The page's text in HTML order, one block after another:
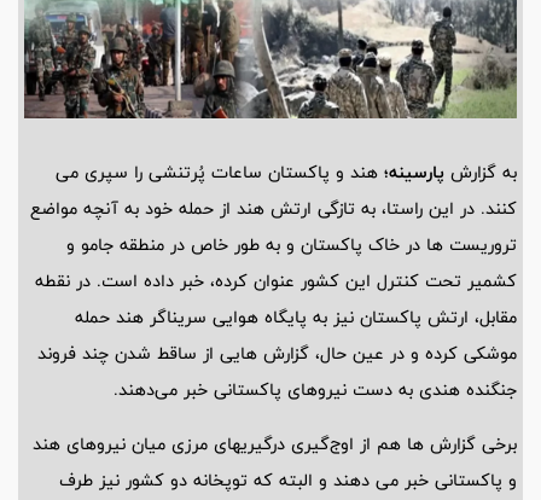
به گزارش پارسینه؛ هند و پاکستان ساعات پُرتنشی را سپری می
کنند. در این راستا، به تازگی ارتش هند از حمله خود به آنچه مواضع
تروریست ها در خاک پاکستان و به طور خاص در منطقه جامو و
کشمیر تحت کنترل این کشور عنوان کرده، خبر داده است. در نقطه
مقابل، ارتش پاکستان نیز به پایگاه هوایی سریناگر هند حمله
موشکی کرده و در عین حال، گزارش هایی از ساقط شدن چند فروند
جنگنده هندی به دست نیروهای پاکستانی خبر می‌دهند.
برخی گزارش ها هم از اوج‌گیری درگیریهای مرزی میان نیروهای هند
و پاکستانی خبر می دهند و البته که توپخانه دو کشور نیز طرف